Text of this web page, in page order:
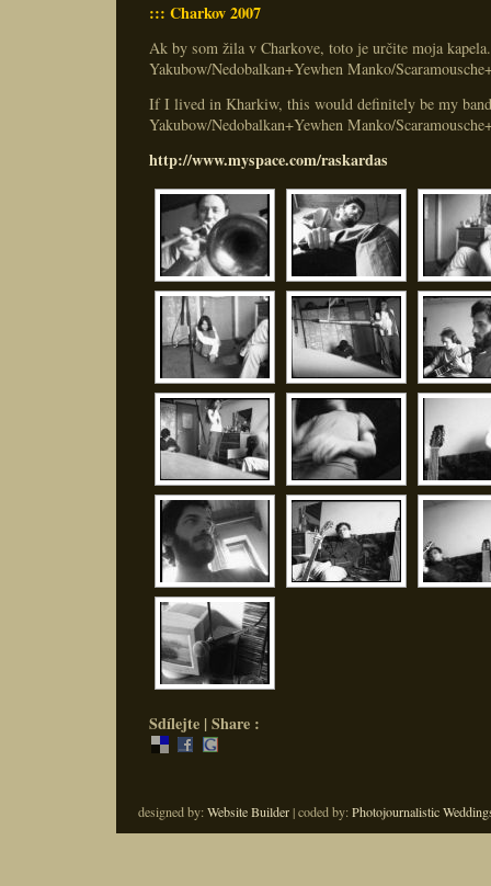
::: Charkov 2007
Ak by som žila v Charkove, toto je určite moja
Yakubow/Nedobalkan+Yewhen Manko/
If I lived in Kharkiw, this would definitely be my
Yakubow/Nedobalkan+Yewhen Manko/
http://www.myspace.com/raskardas
Sdílejte | Share :
designed by:Website Builder| coded by:Photojournalistic